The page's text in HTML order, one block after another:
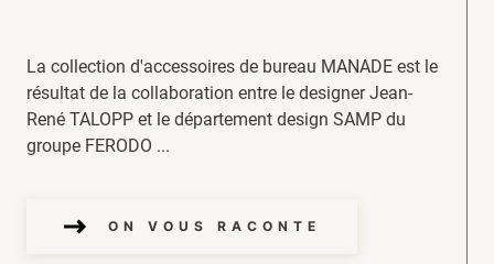
La collection d'accessoires de bureau MANADE est le
résultat de la collaboration entre le designer Jean-
René TALOPP et le département design SAMP du
groupe FERODO ...
ON VOUS RACONTE